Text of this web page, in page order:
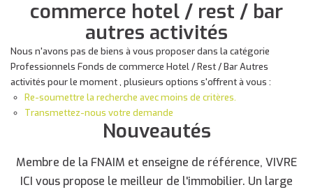
commerce hotel / rest / bar
autres activités
Nous n'avons pas de biens à vous proposer dans la catégorie
Professionnels Fonds de commerce Hotel / Rest / Bar Autres
activités pour le moment , plusieurs options s'offrent à vous :
Re-soumettre la recherche avec moins de critères.
Transmettez-nous votre demande
Nouveautés
Membre de la FNAIM et enseigne de référence, VIVRE
ICI vous propose le meilleur de l'immobilier. Un large